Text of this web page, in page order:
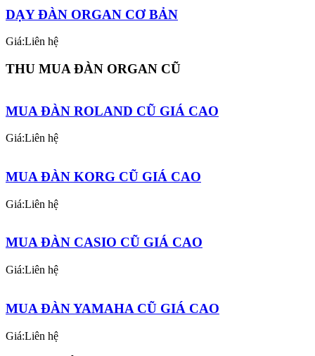
DẠY ĐÀN ORGAN CƠ BẢN
Giá:Liên hệ
THU MUA ĐÀN ORGAN CŨ
MUA ĐÀN ROLAND CŨ GIÁ CAO
Giá:Liên hệ
MUA ĐÀN KORG CŨ GIÁ CAO
Giá:Liên hệ
MUA ĐÀN CASIO CŨ GIÁ CAO
Giá:Liên hệ
MUA ĐÀN YAMAHA CŨ GIÁ CAO
Giá:Liên hệ